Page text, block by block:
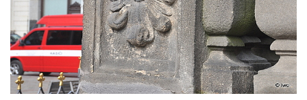
Sloup s kaplicí (boží muka) u Rynoltic
Sloup s kaplicí (boží muka) v Jablonném v
Podještědí – Markvarticích
Sloup s kaplicí (boží muka) ve Lvové
Sloup Nejsvětější Trojice v Zákupech